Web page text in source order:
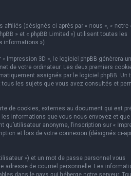
(désignés ci-après par « nous », « notre
» et « phpBB Limited ») utilisent toutes les
informations »).
3D », le logiciel phpBB génèrera
de votre ordinateur. Les deux premiers
assignés par le logiciel phpBB. Un
les sujets que vous avez consultés et
de cookies, externes au document qui est
informations que vous nous envoyez et que
anonyme, l’inscription sur «
et lors de votre connexion (désignés ci-
») et un mot de passe personnel vous
adresse de courriel personnelle. Les
dans le pays qui héberge notre serveur.